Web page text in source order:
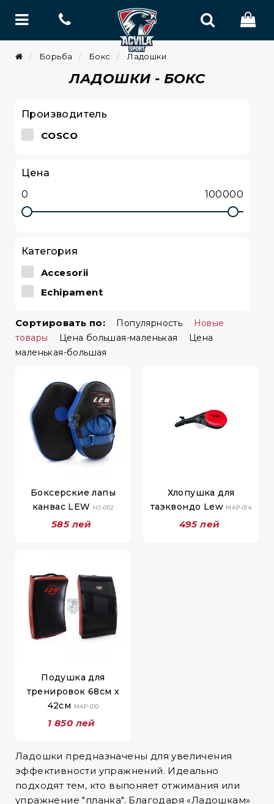
Борьба Бокс Ладошки
ЛАДОШКИ - БОКС
Производитель
COSCO
Цена
Категория
Accesorii
Echipament
Сортировать по: Популярность
Новые
товары
Цена большая-маленькая
Цена
маленькая-большая
Боксерские лапы
канвас LEW
HJ-002
585 лей
Хлопушка для
таэквондо Lew MAP-014
495 лей
Подушка для
тренировок 68см x
42см
MAP-010
1 850 лей
Ладошки предназначены для увеличения
эффективности упражнений. Идеально
подходят тем, кто выпоняет отжимания или
упражнение "планка". Благодаря «Ладошкам»